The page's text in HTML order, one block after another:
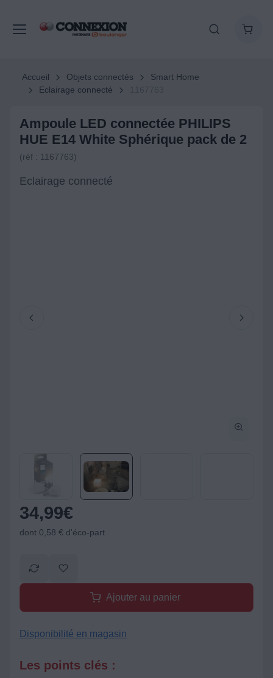
Accueil Objets connectés
Smart Home
Eclairage connecté
Ampoule LED connectée PHILIPS
HUE E14 White Sphérique pack de 2
(réf : 1167763)
Eclairage connecté
34,99€
dont 0,58 € d'éco-part
Ajouter au panier
Disponibilité en magasin
Les points clés :